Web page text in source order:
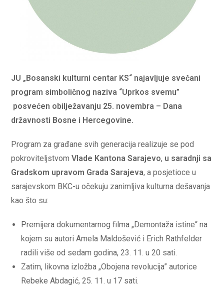
JU „Bosanski kulturni centar KS“ najavljuje svečani
program simboličnog naziva “Uprkos svemu”
posvećen obilježavanju 25. novembra – Dana
državnosti Bosne i Hercegovine.
Program za građane svih generacija realizuje se pod
pokroviteljstvomVlade Kantona Sarajevo, u saradnji sa
Gradskom upravom Grada Sarajeva, a posjetioce u
sarajevskom BKC-u očekuju zanimljiva kulturna dešavanja
kao što su:
Premijera dokumentarnog filma „Demontaža istine“ na
kojem su autori Amela Maldošević i Erich Rathfelder
radili više od sedam godina, 23. 11. u 20 sati.
Zatim, likovna izložba „Obojena revolucija” autorice
Rebeke Abdagić, 25. 11. u 17 sati.